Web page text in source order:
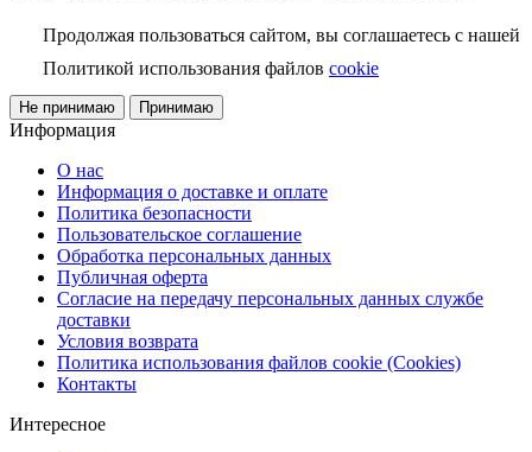
Продолжая пользоваться сайтом, вы соглашаетесь с нашей
Политикой использования файлов cookie
Не принимаю Принимаю
Информация
О нас
Информация о доставке и оплате
Политика безопасности
Пользовательское соглашение
Обработка персональных данных
Публичная оферта
Согласие на передачу персональных данных службе
доставки
Условия возврата
Политика использования файлов cookie (Cookies)
Контакты
Интересное